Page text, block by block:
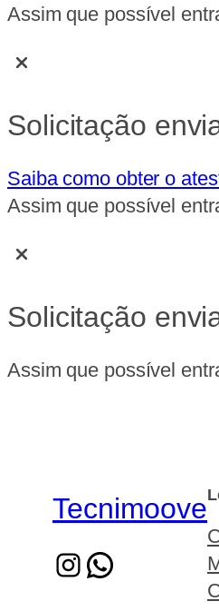
Assim que possível
Solicitação
Saiba como obter o
Assim que possível
Solicitação
Assim que possível
Tecnimoove